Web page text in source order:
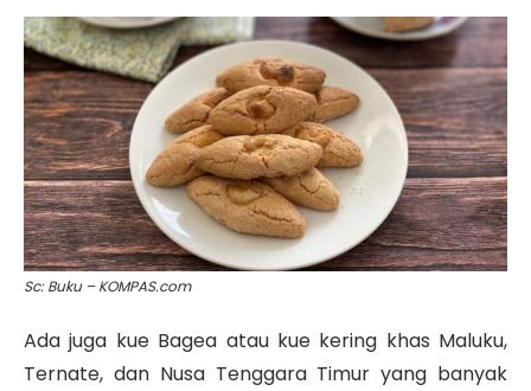
Sc: Buku – KOMPAS.com
Ada juga kue Bagea atau kue kering khas Maluku,
Ternate, dan Nusa Tenggara Timur yang banyak